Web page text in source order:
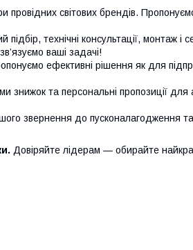
провідних світових брендів.
підбір, технічні консультації, монтаж і
ваші задачі!
ефективні рішення як для
знижок та персональні пропозиції для
звернення до пусконалагодження
Довіряйте лідерам — обирайте